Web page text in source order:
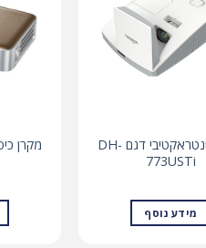
מקרן אינטראקטיבי דגם DH-
773USTi
מידע נוסף